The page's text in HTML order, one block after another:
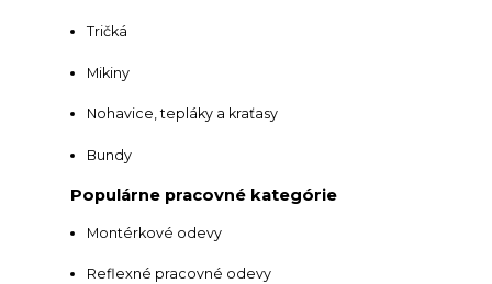
Tričká
Mikiny
Nohavice, tepláky a kraťasy
Bundy
Populárne pracovné kategórie
Montérkové odevy
Reflexné pracovné odevy